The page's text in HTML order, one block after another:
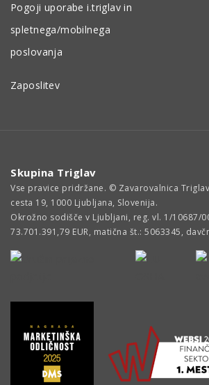
Pogoji uporabe i.triglav in
spletnega/mobilnega
poslovanja
Zaposlitev
Skupina Triglav
Vse pravice pridržane. © Zavarovalnica
cesta 19, 1000 Ljubljana, Slovenija.
Okrožno sodišče v Ljubljani, reg. vl. 1/10687/
73.701.391,79 EUR, matična št.: 5063345,